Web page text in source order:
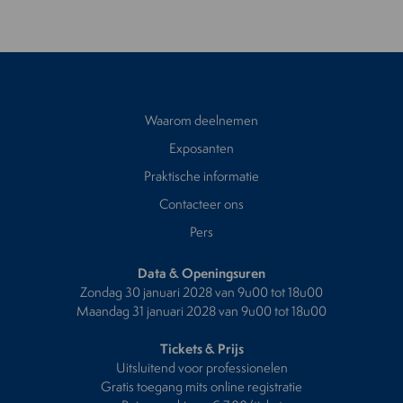
Waarom deelnemen
Exposanten
Praktische informatie
Contacteer ons
Pers
Data & Openingsuren
Zondag 30 januari 2028 van 9u00 tot 18u00
Maandag 31 januari 2028 van 9u00 tot 18u00
Tickets & Prijs
Uitsluitend voor professionelen
Gratis toegang mits online registratie